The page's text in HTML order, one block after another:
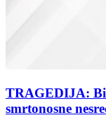
TRAGEDIJA:
smrtonosne